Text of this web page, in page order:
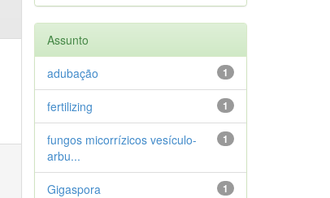
Assunto
1
adubação
1
fertilizing
1
fungos micorrízicos vesículo-
arbu...
1
Gigaspora